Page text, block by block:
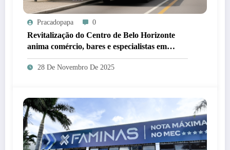
Pracadopapa 0
Revitalização do Centro de Belo Horizonte
anima comércio, bares e especialistas em
mobilidade
28 De Novembro De 2025